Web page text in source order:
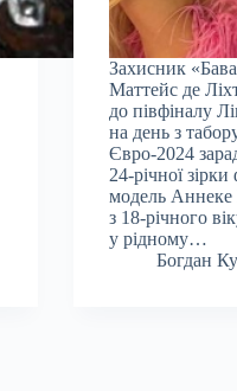
Захисник
Маттейс де
до півфіналу
на день з
Євро-2024
24-річної
модель Аннеке
з 18-річного
у рідному…
Богдан